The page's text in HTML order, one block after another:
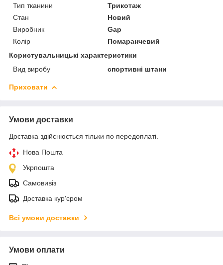
Тип тканини
Трикотаж
Стан
Новий
Виробник
Gap
Колір
Помаранчевий
Користувальницькі характеристики
Вид виробу
спортивні штани
Приховати
Умови доставки
Доставка здійснюється тільки по передоплаті.
Нова Пошта
Укрпошта
Самовивіз
Доставка кур'єром
Всі умови доставки
Умови оплати